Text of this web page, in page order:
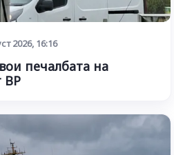
2026, 16:16
печалбата на
BP